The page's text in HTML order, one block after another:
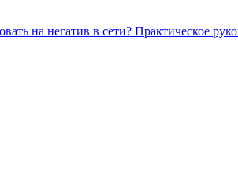
на негатив в сети? Практическое